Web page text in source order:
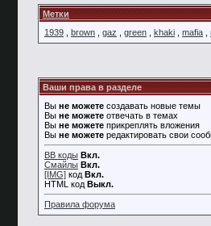
Метки
1939
brown gaz green khaki mafia
Ваши права в разделе
Вы не можете создавать новые темы
Вы не можете отвечать в темах
Вы не можете прикреплять вложения
Вы не можете редактировать свои
BB коды Вкл.
Смайлы Вкл.
[IMG] код Вкл.
HTML код Выкл.
Правила форума